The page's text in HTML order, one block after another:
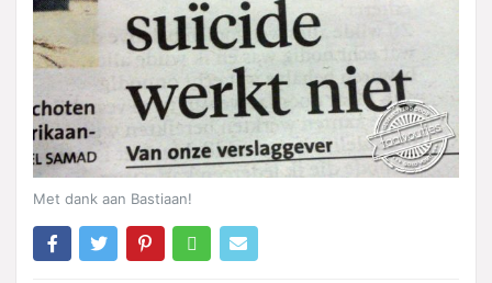
Met dank aan Bastiaan!